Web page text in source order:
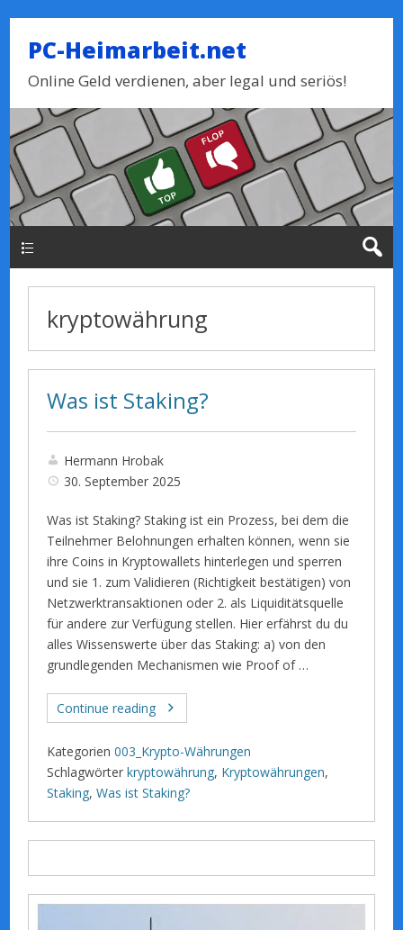
PC-Heimarbeit.net
Online Geld verdienen, aber legal und seriös!
kryptowährung
Was ist Staking?
Hermann Hrobak
30. September 2025
Was ist Staking? Staking ist ein Prozess, bei dem die
Teilnehmer Belohnungen erhalten können, wenn sie
ihre Coins in Kryptowallets hinterlegen und sperren
und sie 1. zum Validieren (Richtigkeit bestätigen) von
Netzwerktransaktionen oder 2. als Liquiditätsquelle
für andere zur Verfügung stellen. Hier erfährst du du
alles Wissenswerte über das Staking: a) von den
grundlegenden Mechanismen wie Proof of …
Continue reading
Kategorien 003_Krypto-Währungen
Schlagwörter kryptowährung, Kryptowährungen,
Staking,Was ist Staking?